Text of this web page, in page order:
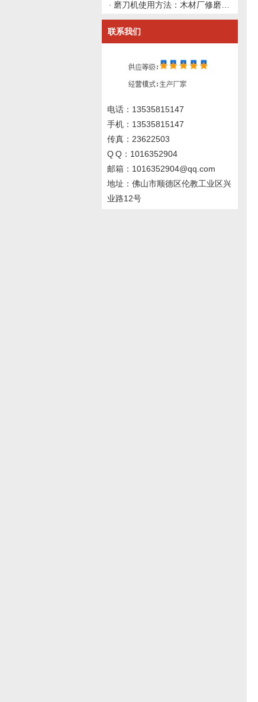
联系我们
电话：13535815147
手机：13535815147
传真：23622503
Q Q：1016352904
邮箱：1016352904@qq.com
地址：佛山市顺德区伦教工业区兴
业路12号